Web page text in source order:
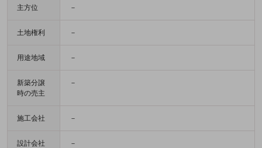
主方位 －
土地権利 －
用途地域 －
新築分譲
時の売主
－
施工会社 －
設計会社 －